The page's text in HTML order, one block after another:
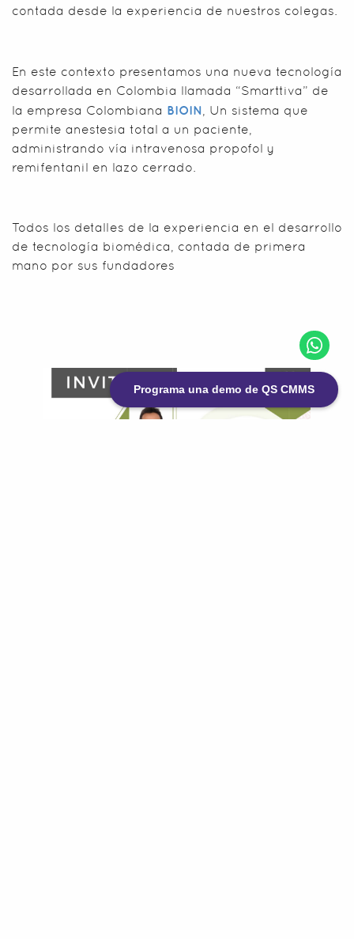
Programa una demo de QS CMMS
contada desde la experiencia de nuestros colegas.
En este contexto presentamos una nueva tecnología
desarrollada en Colombia llamada “Smarttiva” de
la empresa Colombiana BIOIN , Un sistema que
permite anestesia total a un paciente,
administrando vía intravenosa propofol y
remifentanil en lazo cerrado.
Todos los detalles de la experiencia en el desarrollo
de tecnología biomédica, contada de primera
mano por sus fundadores